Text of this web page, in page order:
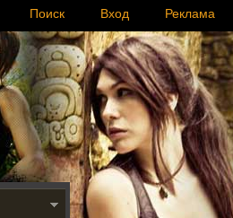
Реклама
Вход
Поиск